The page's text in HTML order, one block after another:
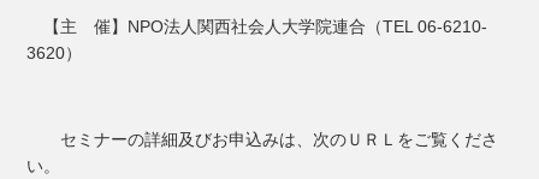
【主 催】NPO法人関西社会人大学院連合（TEL 06-6210-
3620）
セミナーの詳細及びお申込みは、次のＵＲＬをご覧くださ
い。